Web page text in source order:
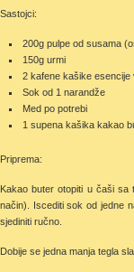
Sastojci:
200g pulpe od susama
150g urmi
2 kafene kašike esencije
Sok od 1 narandže
Med po potrebi
1 supena kašika kakao
Priprema:
Kakao buter otopiti u čaši sa
način). Iscediti sok od jedne
sjediniti ručno.
Dobije se jedna manja tegla